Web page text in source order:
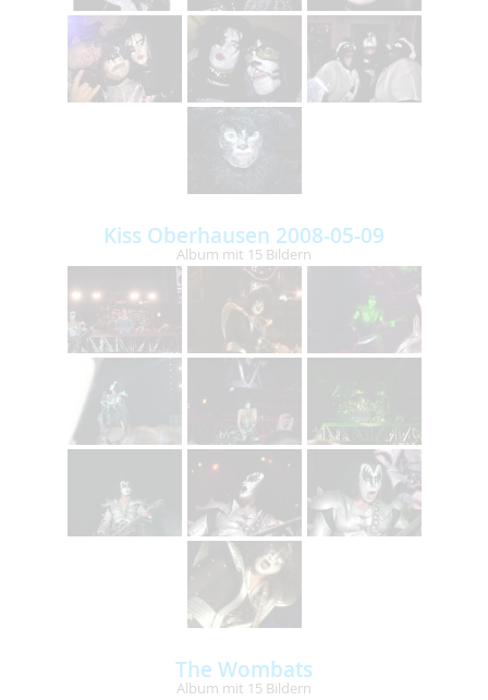
Kiss Oberhausen 2008-05-09
Album mit 15 Bildern
The Wombats
Album mit 15 Bildern